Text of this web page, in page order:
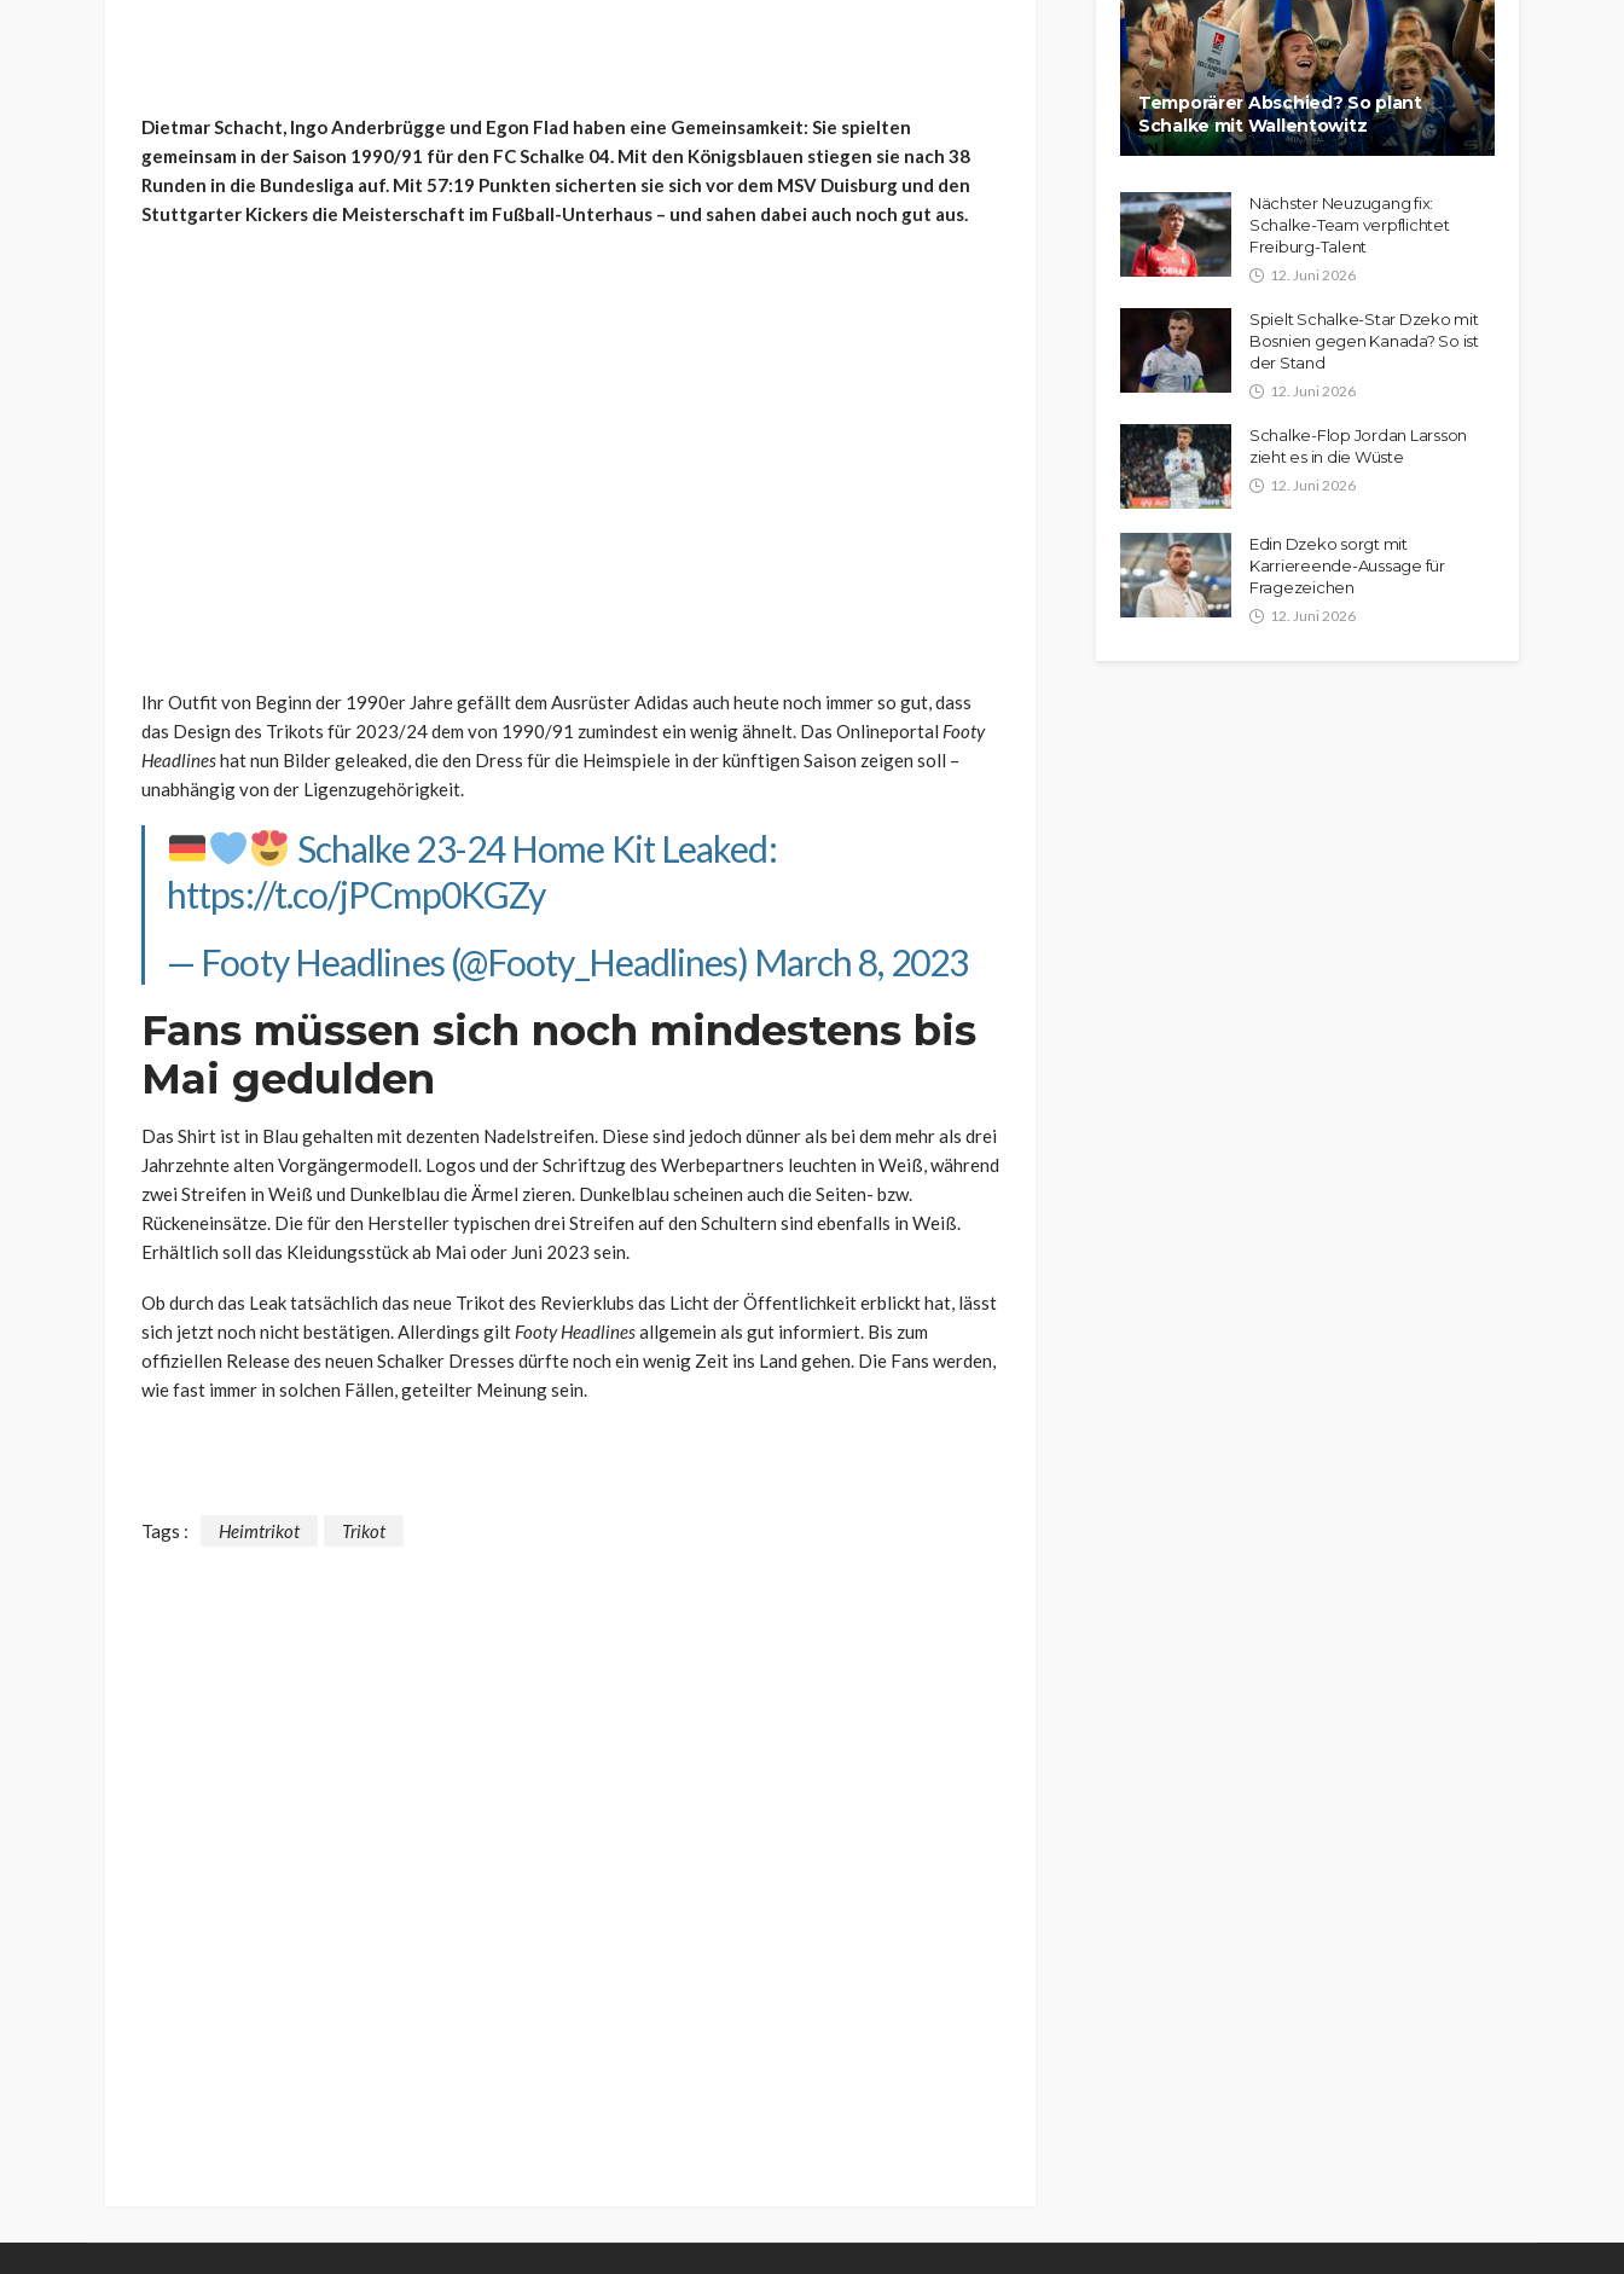
Dietmar Schacht, Ingo Anderbrügge und Egon Flad haben eine Gemeinsamkeit: Sie spielten
gemeinsam in der Saison 1990/91 für den FC Schalke 04. Mit den Königsblauen stiegen sie nach 38
Runden in die Bundesliga auf. Mit 57:19 Punkten sicherten sie sich vor dem MSV Duisburg und den
Stuttgarter Kickers die Meisterschaft im Fußball-Unterhaus – und sahen dabei auch noch gut aus.
Ihr Outfit von Beginn der 1990er Jahre gefällt dem Ausrüster Adidas auch heute noch immer so gut, dass
das Design des Trikots für 2023/24 dem von 1990/91 zumindest ein wenig ähnelt. Das Onlineportal Footy
Headlineshat nun Bilder geleaked, die den Dress für die Heimspiele in der künftigen Saison zeigen soll –
unabhängig von der Ligenzugehörigkeit.
Schalke 23-24 Home Kit Leaked:
https://t.co/jPCmp0KGZy
— Footy Headlines (@Footy_Headlines) March 8, 2023
Fans müssen sich noch mindestens bis
Mai gedulden
Das Shirt ist in Blau gehalten mit dezenten Nadelstreifen. Diese sind jedoch dünner als bei dem mehr als drei
Jahrzehnte alten Vorgängermodell. Logos und der Schriftzug des Werbepartners leuchten in Weiß, während
zwei Streifen in Weiß und Dunkelblau die Ärmel zieren. Dunkelblau scheinen auch die Seiten- bzw.
Rückeneinsätze. Die für den Hersteller typischen drei Streifen auf den Schultern sind ebenfalls in Weiß.
Erhältlich soll das Kleidungsstück ab Mai oder Juni 2023 sein.
Ob durch das Leak tatsächlich das neue Trikot des Revierklubs das Licht der Öffentlichkeit erblickt hat, lässt
sich jetzt noch nicht bestätigen. Allerdings gilt Footy Headlinesallgemein als gut informiert. Bis zum
offiziellen Release des neuen Schalker Dresses dürfte noch ein wenig Zeit ins Land gehen. Die Fans werden,
wie fast immer in solchen Fällen, geteilter Meinung sein.
Tags : Heimtrikot Trikot
Temporärer Abschied? So plant
Schalke mit Wallentowitz
Nächster Neuzugang fix:
Schalke-Team verpflichtet
Freiburg-Talent
12. Juni 2026
Spielt Schalke-Star Dzeko mit
Bosnien gegen Kanada? So ist
der Stand
12. Juni 2026
Schalke-Flop Jordan Larsson
zieht es in die Wüste
12. Juni 2026
Edin Dzeko sorgt mit
Karriereende-Aussage für
Fragezeichen
12. Juni 2026